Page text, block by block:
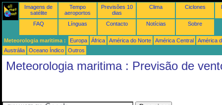
Imagens de
satélite
Tempo
aeroportos
Previsões 10
dias
Clima Ciclones
FAQ Línguas Contacto Notícias Sobre
Meteorologia maritima : Europa África América do Norte América Central
América
Austrália
Oceano Índico Outros
Meteorologia maritima : Previsão de